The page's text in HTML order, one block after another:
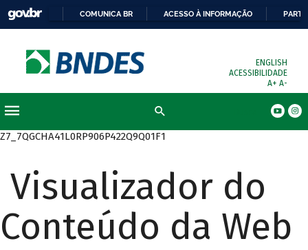
COMUNICA BR ACESSO À INFORMAÇÃO
ENGLISH
ACESSIBILIDADE
A+ A-
Z7_7QGCHA41L0RP906P422Q9Q01F1
Visualizador do
Conteúdo da Web